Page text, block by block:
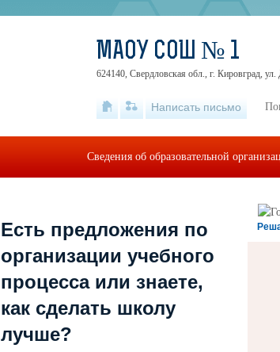
Есть предложения по
организации учебного
процесса или знаете,
как сделать школу
лучше?
МАОУ СОШ № 1
624140, Свердловская обл., г. Кировград, ул.
Написать письмо
Сведения об образовательной